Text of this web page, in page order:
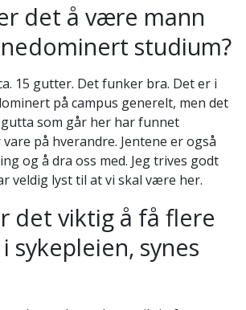
det å være mann
studium?
15 gutter. Det funker bra. Det er i
på campus generelt, men det
som går her har funnet
på hverandre. Jentene er også
og å dra oss med. Jeg trives godt
veldig lyst til at vi skal være her.
det viktig å få flere
sykepleien, synes